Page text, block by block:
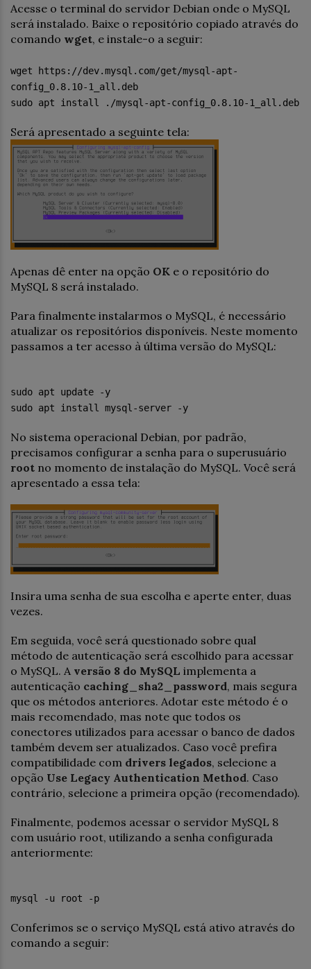
Acesse o terminal do servidor Debian onde o MySQL
será instalado. Baixe o repositório copiado através do
comando wget, e instale-o a seguir:
wget https://dev.mysql.com/get/mysql-apt-
config_0.8.10-1_all.deb
sudo apt install ./mysql-apt-config_0.8.10-1_all.deb
Será apresentado a seguinte tela:
Apenas dê enter na opção OK e o repositório do
MySQL 8 será instalado.
Para finalmente instalarmos o MySQL, é necessário
atualizar os repositórios disponíveis. Neste momento
passamos a ter acesso à última versão do MySQL:
sudo apt update -y
sudo apt install mysql-server -y
No sistema operacional Debian, por padrão,
precisamos configurar a senha para o superusuário
root no momento de instalação do MySQL. Você será
apresentado a essa tela:
Insira uma senha de sua escolha e aperte enter, duas
vezes.
Em seguida, você será questionado sobre qual
método de autenticação será escolhido para acessar
o MySQL. A versão 8 do MySQL implementa a
autenticação caching_sha2_password, mais segura
que os métodos anteriores. Adotar este método é o
mais recomendado, mas note que todos os
conectores utilizados para acessar o banco de dados
também devem ser atualizados. Caso você prefira
compatibilidade com drivers legados, selecione a
opção Use Legacy Authentication Method. Caso
contrário, selecione a primeira opção (recomendado).
Finalmente, podemos acessar o servidor MySQL 8
com usuário root, utilizando a senha configurada
anteriormente:
mysql -u root -p
Conferimos se o serviço MySQL está ativo através do
comando a seguir: